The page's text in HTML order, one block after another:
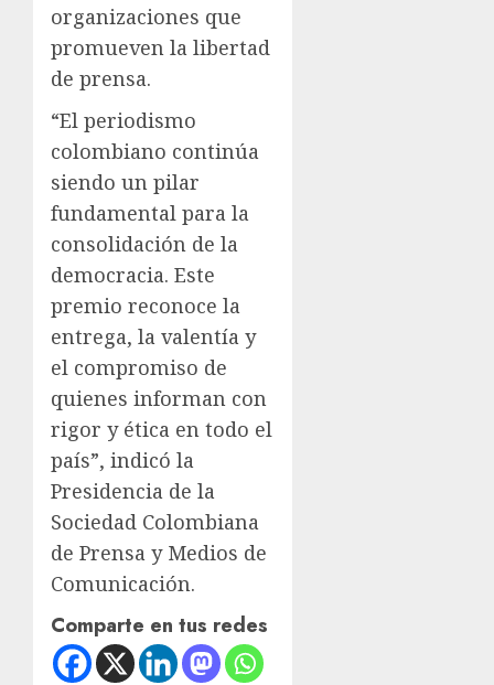
organizaciones que
promueven la libertad
de prensa.
“El periodismo
colombiano continúa
siendo un pilar
fundamental para la
consolidación de la
democracia. Este
premio reconoce la
entrega, la valentía y
el compromiso de
quienes informan con
rigor y ética en todo el
país”, indicó la
Presidencia de la
Sociedad Colombiana
de Prensa y Medios de
Comunicación.
Comparte en tus redes